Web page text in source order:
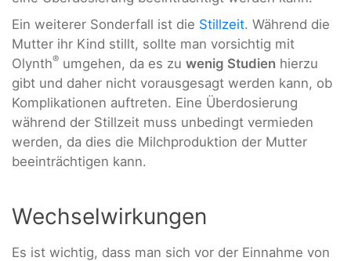
Ein weiterer Sonderfall ist die Stillzeit. Während die
Mutter ihr Kind stillt, sollte man vorsichtig mit
Olynth® umgehen, da es zu wenig Studien hierzu
gibt und daher nicht vorausgesagt werden kann, ob
Komplikationen auftreten. Eine Überdosierung
während der Stillzeit muss unbedingt vermieden
werden, da dies die Milchproduktion der Mutter
beeinträchtigen kann.
Wechselwirkungen
Es ist wichtig, dass man sich vor der Einnahme von